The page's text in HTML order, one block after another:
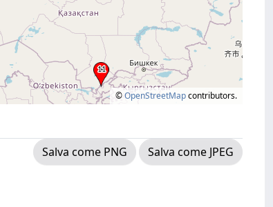
©OpenStreetMapcontributors.
Salva come PNG
Salva come JPEG